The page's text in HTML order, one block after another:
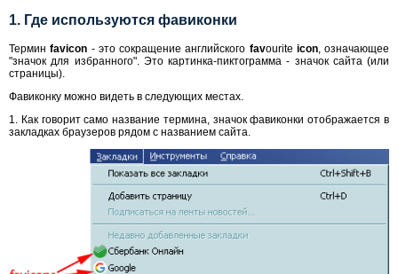
1. Где используются фавиконки
Терминfavicon - это сокращение английского favourite icon, означающее
"значок для избранного". Это картинка-пиктограмма - значок сайта (или
страницы).
Фавиконку можно видеть в следующих местах.
1. Как говорит само название термина, значок фавиконки отображается в
закладках браузеров рядом с названием сайта.